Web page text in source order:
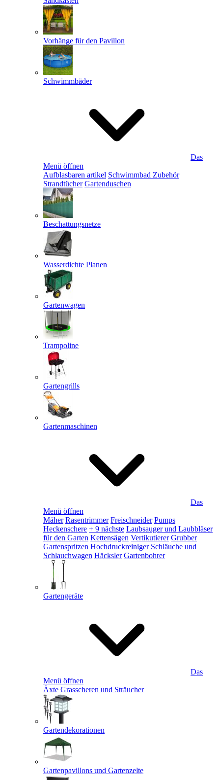
Vorhänge für den Pavillon
Schwimmbäder
Das
Menü öffnen
Aufblasbaren artikel Schwimmbad Zubehör
Strandtücher Gartenduschen
Beschattungsnetze
Wasserdichte Planen
Gartenwagen
Trampoline
Gartengrills
Gartenmaschinen
Das
Menü öffnen
Mäher Rasentrimmer Freischneider Pumps
Heckenschere + 9 nächste Laubsauger und Laubbläser
für den Garten Kettensägen Vertikutierer Grubber
Gartenspritzen Hochdruckreiniger Schläuche und
Schlauchwagen Häcksler Gartenbohrer
Gartengeräte
Das
Menü öffnen
Äxte Grasscheren und Sträucher
Gartendekorationen
Gartenpavillons und Gartenzelte